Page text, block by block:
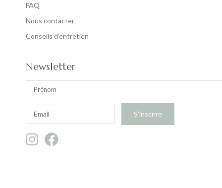
FAQ
Nous contacter
Conseils d’entretien
Newsletter